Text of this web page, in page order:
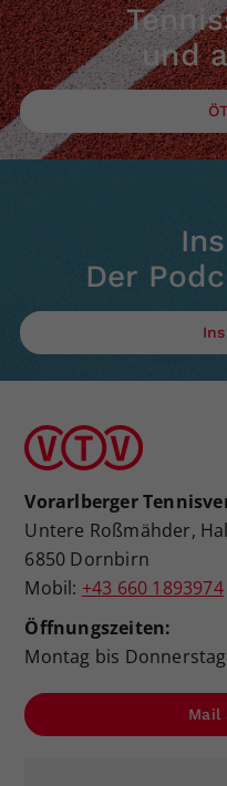
und
Der
Vorarlberger
Untere Roßmähder,
6850 Dornbirn
Mobil: +43 660 1893974
Öffnungszeiten:
Montag bis
Mail